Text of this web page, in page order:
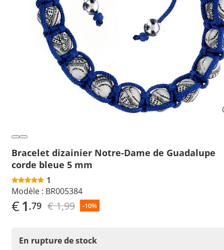
Bracelet dizainier Notre-Dame de Guadalupe
corde bleue 5 mm
1
Modèle : BR005384
€1 ,79 € 1,99 -10%
En rupture de stock